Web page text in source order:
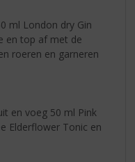
ml London dry Gin
en top af met de
roeren en garneren
en voeg 50 ml Pink
Elderflower Tonic en